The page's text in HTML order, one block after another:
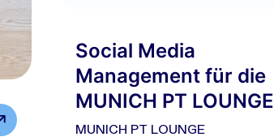
Social Media
Management für die
MUNICH PT LOUNGE
MUNICH PT LOUNGE